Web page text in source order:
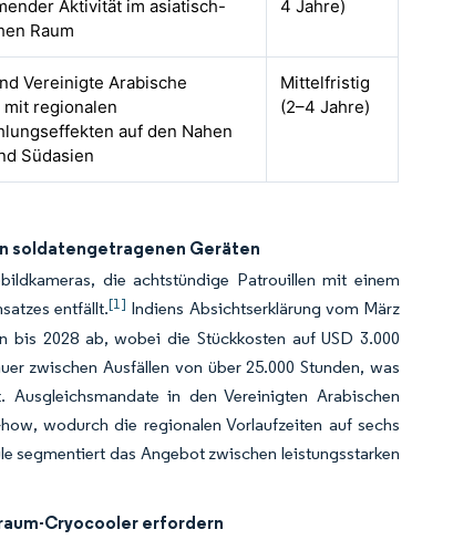
Aktivität im asiatisch-
Raum
4 Jahre)
Vereinigte Arabische
mit regionalen
auf den Nahen
Südasien
Mittelfristig
(2–4 Jahre)
soldatengetragenen Geräten
die achtstündige Patrouillen mit einem
entfällt.[1] Indiens Absichtserklärung vom März
2028 ab, wobei die Stückkosten auf USD 3.000
zwischen Ausfällen von über 25.000 Stunden, was
in den Vereinigten Arabischen
wodurch die regionalen Vorlaufzeiten auf sechs
segmentiert das Angebot zwischen leistungsstarken
Cryocooler erfordern